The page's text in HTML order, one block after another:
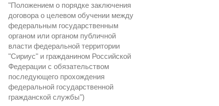
"Положением о порядке заключения
договора о целевом обучении между
федеральным государственным
органом или органом публичной
власти федеральной территории
"Сириус" и гражданином Российской
Федерации с обязательством
последующего прохождения
федеральной государственной
гражданской службы")